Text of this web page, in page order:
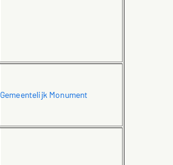
Gemeentelijk Monument